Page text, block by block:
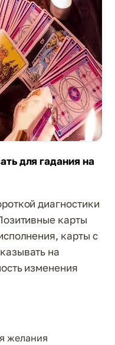
для гадания на
диагностики
карты
карты с
на
изменения
желания